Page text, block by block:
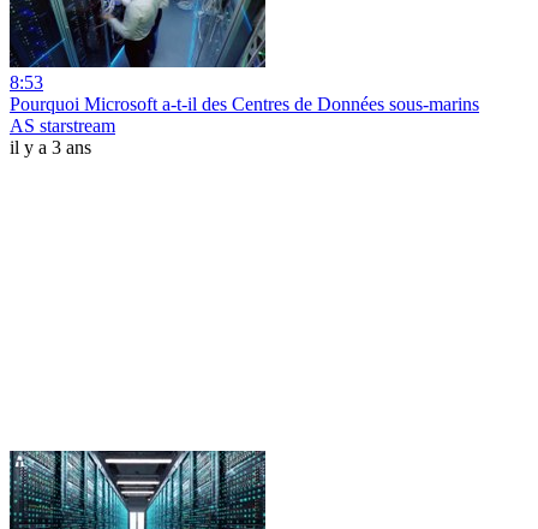
8:53
Pourquoi Microsoft a-t-il des Centres de Données sous-marins
AS starstream
il y a 3 ans